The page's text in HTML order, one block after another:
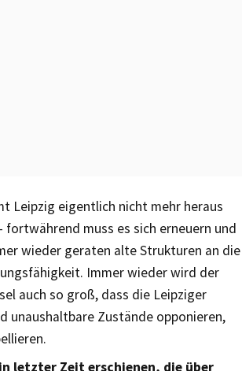
Leipzig eigentlich nicht mehr heraus
fortwährend muss es sich erneuern und
wieder geraten alte Strukturen an die
Immer wieder wird der
auch so groß, dass die Leipziger
unaushaltbare Zustände opponieren,
letzter Zeit erschienen, die über